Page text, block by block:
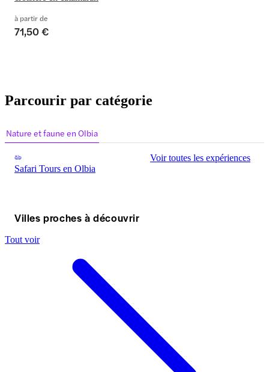
à partir de
71,50 €
Parcourir par catégorie
Nature et faune en Olbia
Safari Tours en Olbia
Voir toutes les expériences
Villes proches à découvrir
Tout voir